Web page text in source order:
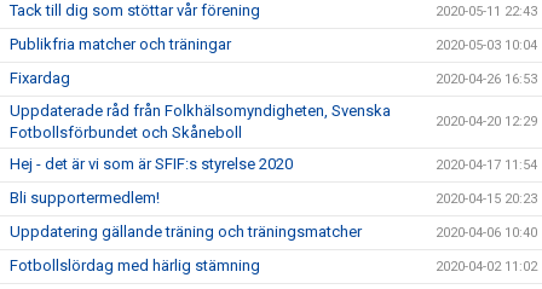
Tack till dig som stöttar vår förening 2020-05-11 22:43
Publikfria matcher och träningar 2020-05-03 10:04
Fixardag 2020-04-26 16:53
Uppdaterade råd från Folkhälsomyndigheten, Svenska
Fotbollsförbundet och Skåneboll
2020-04-20 12:29
Hej - det är vi som är SFIF:s styrelse 2020 2020-04-17 11:54
Bli supportermedlem! 2020-04-15 20:23
Uppdatering gällande träning och träningsmatcher 2020-04-06 10:40
Fotbollslördag med härlig stämning 2020-04-02 11:02